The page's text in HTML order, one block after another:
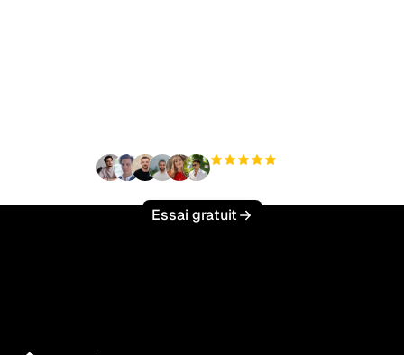
Essai gratuit